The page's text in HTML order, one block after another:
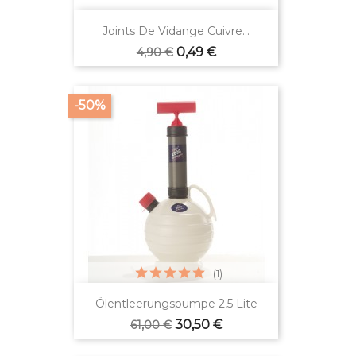
Joints De Vidange Cuivre...
Verkaufspreis
4,90 € Preis
0,49 €
Ölentleerungspumpe 2,5 Lite
Verkaufspreis
61,00 €
-50%
Preis
30,50 €
(1)